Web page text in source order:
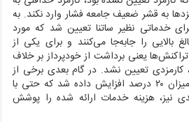
به قشر ضعیف جامعه فشار وارد نکند. به
خدماتی نظیر ساتنا تعیین شد که مورد
بالایی را جابه‌جا می‌کنند و برای یکی از
یعنی برداشت از خودپرداز بر خلاف
تعیین نشد. در گام بعدی برخی از
کارمزدهای خدمات بانکی به میزان ۲۰ درصد افزایش داده شد که حتی با
۲۰ درصدی نیز، هزینه خدمات ارائه شده را پوشش